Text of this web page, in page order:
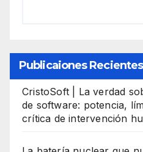
Publicaiones Recientes
CristoSoft | La verdad
de software: potencia,
crítica de intervención